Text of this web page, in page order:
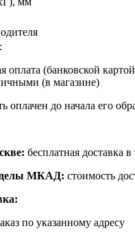
оплата (банковской
(в магазине)
оплачен до начала его
бесплатная доставка
МКАД: стоимость
по указанному адресу